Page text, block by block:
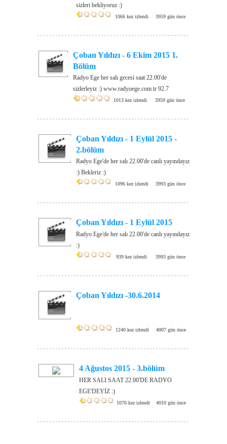
sizleri bekliyoruz :)
1066 kez izlendi 3959 gün önce
Çoban Yıldızı - 6 Ekim 2015 1.
Bölüm
Radyo Ege her salı gecesi saat 22.00'de
sizlerleyiz :) www.radyoege.com.tr 92.7
1013 kez izlendi 3959 gün önce
Çoban Yıldızı - 1 Eylül 2015 -
2.bölüm
Radyo Ege'de her salı 22.00'de canlı yayındayız
:) Bekleriz :)
1096 kez izlendi 3993 gün önce
Çoban Yıldızı - 1 Eylül 2015
Radyo Ege'de her salı 22.00'de canlı yayındayız
:)
939 kez izlendi 3993 gün önce
Çoban Yıldızı -30.6.2014
1240 kez izlendi 4007 gün önce
4 Ağustos 2015 - 3.bölüm
HER SALI SAAT 22.00'DE RADYO
EGE'DEYİZ :)
1076 kez izlendi 4010 gün önce